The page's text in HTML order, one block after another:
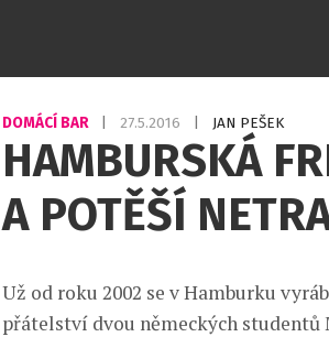
DOMÁCÍ BAR 27.5.2016 JAN PEŠEK
HAMBURSKÁ
A POTĚŠÍ
Už od roku 2002 se v Hamburku
přátelství dvou německých studentů